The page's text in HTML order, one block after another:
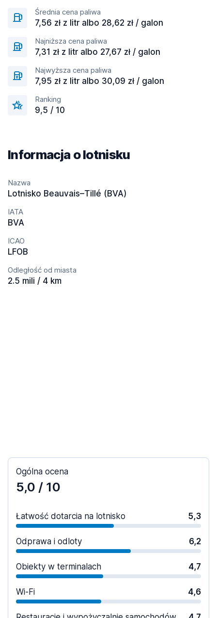
Średnia cena paliwa
7,56 zł z litr albo 28,62 zł / galon
Najniższa cena paliwa
7,31 zł z litr albo 27,67 zł / galon
Najwyższa cena paliwa
7,95 zł z litr albo 30,09 zł / galon
Ranking
9,5 / 10
Informacja o lotnisku
Nazwa
Lotnisko Beauvais–Tillé (BVA)
IATA
BVA
ICAO
LFOB
Odległość od miasta
2.5 mili / 4 km
Ogólna ocena
5,0 / 10
Łatwość dotarcia na lotnisko 5,3
Odprawa i odloty 6,2
Obiekty w terminalach 4,7
Wi-Fi 4,6